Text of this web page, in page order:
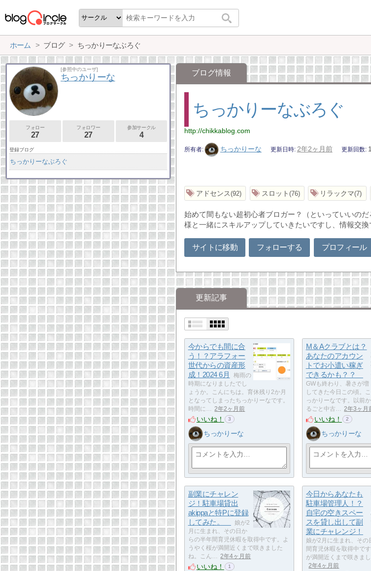
ホーム ブログ ちっかりーなぶろぐ
ブログ情報
ちっかりーなぶろぐ
http://chikkablog.com
所有者 ちっかりーな 更新日時 2年2ヶ月前 更新回数
アドセンス 92 スロット 76 リラックマ 7
始めて間もない超初心者ブロガー？（といっていいの
様と一緒にスキルアップしていきたいですし、情報交換
サイトに移動 フォローする プロフィール
更新記事
今からでも間に合
う！？アラフォー
世代からの資産形
成！2024 6月
梅雨の
時期になりましたでし
ょうか。こんにちは。育休残り2か月
となってしまったちっかりーなです。
時間に… 2年2ヶ月前
いいね！ 3
ちっかりーな
M＆Aクラブとは？
あなたのアカウン
トでお小遣い稼ぎ
できるかも？？
GWも終わり、暑さが増
してきた今日この頃。
っかりーなです。以前
るごと中古… 2年3ヶ月
いいね！ 2
ちっかりーな
副業にチャレン
ジ！駐車場貸出
akippaと特Pに登録
してみた。
娘が2
月に生まれ、その日か
らの半年間育児休暇を取得中です。よ
うやく桜が満開近くまで咲きました
ね。こん… 2年4ヶ月前
いいね！ 1
今日からあなたも
駐車場管理人！？
自宅の空きスペー
スを貸し出して副
業にチャレンジ！
娘が2月に生まれ、その
間育児休暇を取得中で
が満開近くまで咲きま
2年4ヶ月前
[参照中のユーザ]
ちっかりーな
フォロー
27
フォロワー
27
参加サークル
4
登録ブログ
ちっかりーなぶろぐ